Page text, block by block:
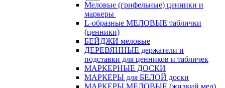
Меловые (грифельные) ценники и
маркеры
L-образные МЕЛОВЫЕ таблички
(ценники)
БЕЙДЖИ меловые
ДЕРЕВЯННЫЕ держатели и
подставки для ценников и табличек
МАРКЕРНЫЕ ДОСКИ
МАРКЕРЫ для БЕЛОЙ доски
МАРКЕРЫ МЕЛОВЫЕ (жидкий мел)